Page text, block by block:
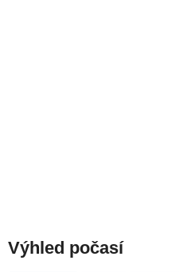
Výhled počasí